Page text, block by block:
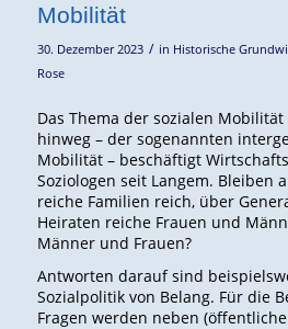
Mobilität
30. Dezember 2023 / in Historische
Rose
Das Thema der sozialen
hinweg – der sogenannten
Mobilität – beschäftigt
Soziologen seit Langem. Bleiben
reiche Familien reich, über
Heiraten reiche Frauen und
Männer und Frauen?
Antworten darauf sind
Sozialpolitik von Belang. Für die
Fragen werden neben